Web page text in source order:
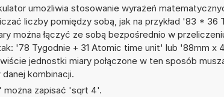
umożliwia stosowanie wyrażeń
liczby pomiędzy sobą, jak na przykład '83 * 36
można łączyć ze sobą bezpośrednio w
'78 Tygodnie + 31 Atomic time unit' lub '88mm x
jednostki miary połączone w ten sposób
kombinacji.
można zapisać 'sqrt 4'.